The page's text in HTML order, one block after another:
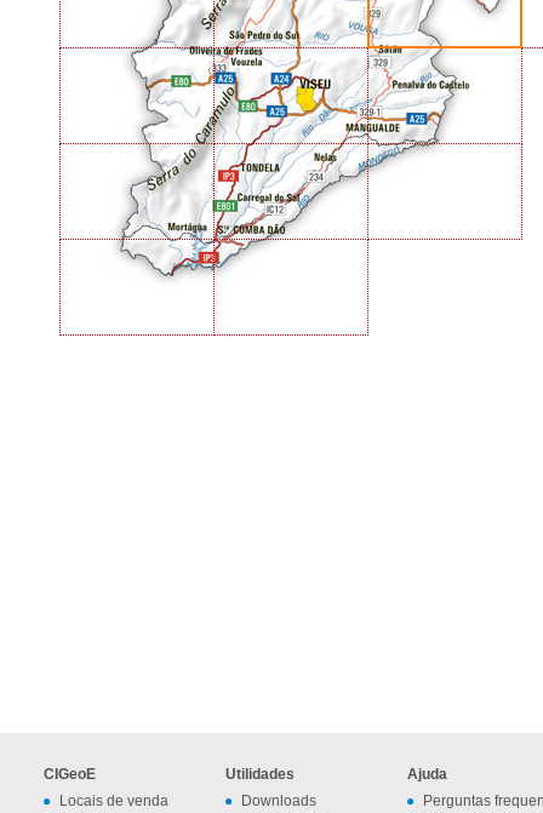
CIGeoE
Locais de venda
Utilidades
Downloads
Ajuda
Perguntas